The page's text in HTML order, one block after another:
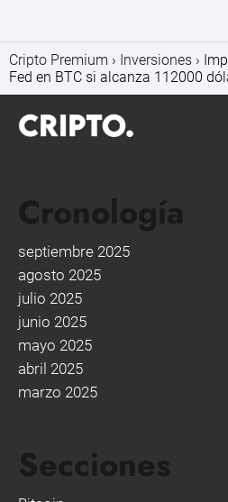
Cripto Premium Inversiones
Fed en BTC si alcanza 112000
Cronología
septiembre 2025
agosto 2025
julio 2025
junio 2025
mayo 2025
abril 2025
marzo 2025
Secciones